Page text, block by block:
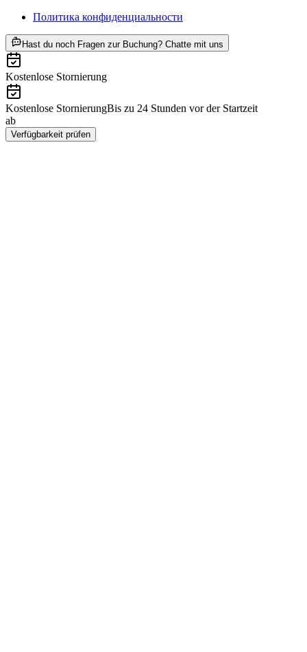
Политика конфиденциальности
Hast du noch Fragen zur Buchung? Chatte mit uns
Kostenlose Stornierung
Kostenlose StornierungBis zu 24 Stunden vor der Startzeit
ab
Verfügbarkeit prüfen